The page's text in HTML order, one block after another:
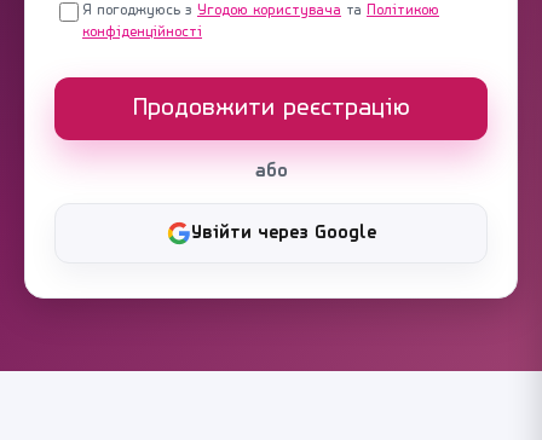
Я погоджуюсь з Угодою користувача та Політикою
конфіденційності
Продовжити реєстрацію
або
Увійти через Google